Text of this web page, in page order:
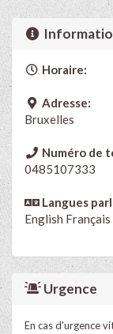
Horaire:
Adresse:
Bruxelles
Numéro de
0485107333
Langues
English Français
Urgence
En cas d'urgence